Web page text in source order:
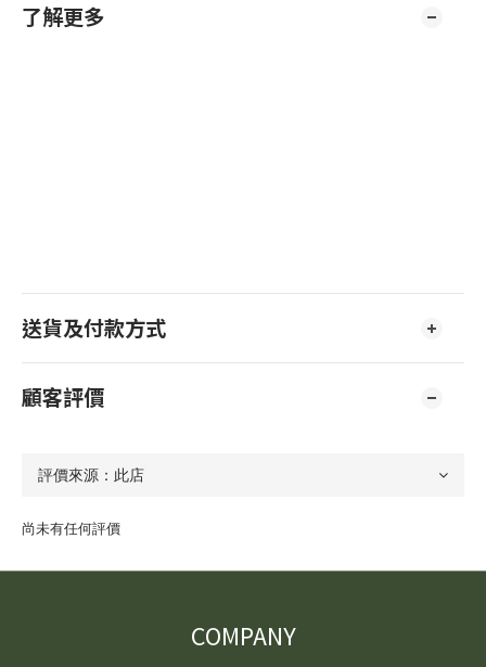
了解更多
送貨及付款方式
顧客評價
尚未有任何評價
COMPANY